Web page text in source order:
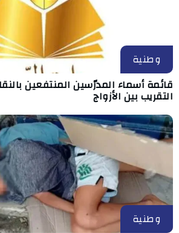
وطنية
قائمة أسماء المدرّسين المنتفعين
التقريب بين الأزواج
وطنية